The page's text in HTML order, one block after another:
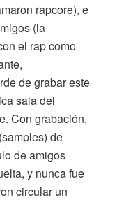
rapcore), e
(la
el rap como
de grabar este
sala del
Con grabación,
de
de amigos
y nunca fue
circular un